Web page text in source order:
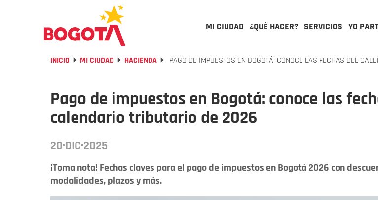
MI CIUDAD ¿QUÉ HACER? SERVICIOS YO
INICIO MI CIUDAD HACIENDA PAGO DE IMPUESTOS EN BOGOTÁ: CONOCE LAS FECHAS DEL
Pago de impuestos en Bogotá: conoce las
calendario tributario de 2026
20·DIC·2025
¡Toma nota! Fechas claves para el pago de impuestos en Bogotá 2026 con
modalidades, plazos y más.